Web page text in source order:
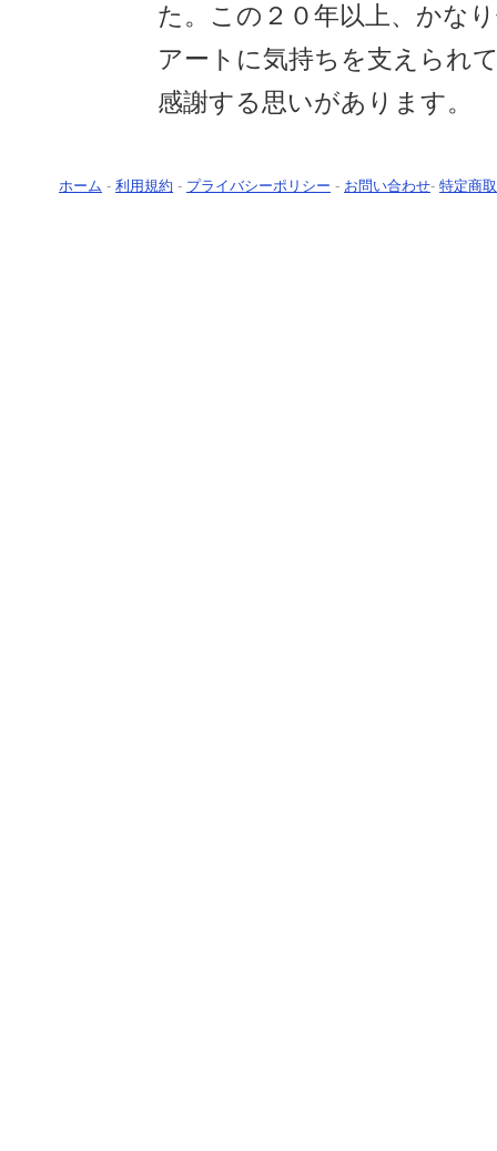
た。この２０年以上、かな
アートに気持ちを支えられ
感謝する思いがあります。
ホーム - 利用規約 - プライバシーポリシー - お問い合わせ- 特定商